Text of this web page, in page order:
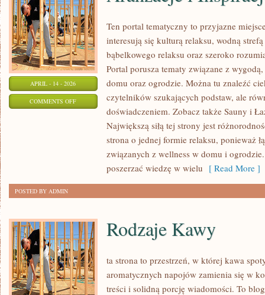
APRIL - 14 - 2026
COMMENTS OFFON
ARANŻACJE
INSPIRACJE
Ten portal tematyczny to przyjazne
interesują się kulturą relaksu, wodną
bąbelkowego relaksu oraz szeroko
Portal porusza tematy związane z
domu oraz ogrodzie. Można tu znaleźć
czytelników szukających podstaw, ale
doświadczeniem. Zobacz także Sauny i
Największą siłą tej strony jest
strona o jednej formie relaksu, ponieważ
związanych z wellness w domu i
poszerzać wiedzę w wielu [ Read More ]
POSTED BY ADMIN
Rodzaje Kawy
ta strona to przestrzeń, w której kawa
aromatycznych napojów zamienia się w
treści i solidną porcję wiadomości. To